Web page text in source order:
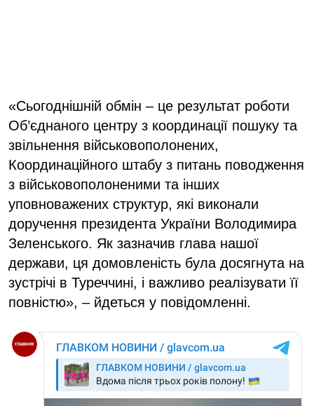
«Сьогоднішній обмін – це результат роботи
Об’єднаного центру з координації пошуку та
звільнення військовополонених,
Координаційного штабу з питань поводження
з військовополоненими та інших
уповноважених структур, які виконали
доручення президента України Володимира
Зеленського. Як зазначив глава нашої
держави, ця домовленість була досягнута на
зустрічі в Туреччині, і важливо реалізувати її
повністю», – йдеться у повідомленні.